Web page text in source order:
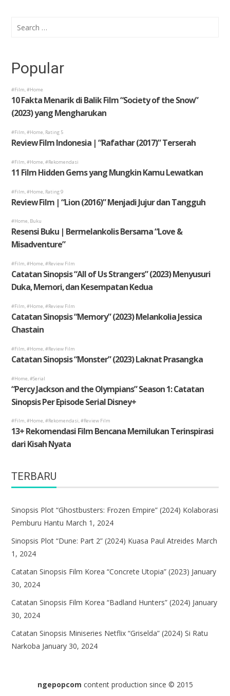
Search
Popular
TERBARU
Sinopsis Plot “Ghostbusters: Frozen Empire” (2024) Kolaborasi
Pemburu Hantu March 1, 2024
Sinopsis Plot “Dune: Part 2” (2024) Kuasa Paul Atreides March
1, 2024
Catatan Sinopsis Film Korea “Concrete Utopia” (2023) January
30, 2024
Catatan Sinopsis Film Korea “Badland Hunters” (2024) January
30, 2024
Catatan Sinopsis Miniseries Netflix “Griselda” (2024) Si Ratu
Narkoba January 30, 2024
ngepopcom content production since © 2015